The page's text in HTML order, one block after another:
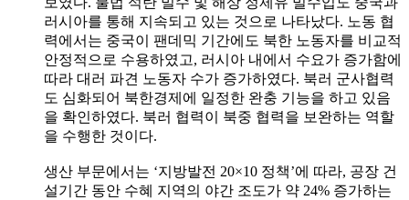
러시아를 통해 지속되고 있는 것으로 나타났다. 노동 협
력에서는 중국이 팬데믹 기간에도 북한 노동자를 비교적
안정적으로 수용하였고, 러시아 내에서 수요가 증가함에
따라 대러 파견 노동자 수가 증가하였다. 북러 군사협력
도 심화되어 북한경제에 일정한 완충 기능을 하고 있음
을 확인하였다. 북러 협력이 북중 협력을 보완하는 역할
을 수행한 것이다.
생산 부문에서는 ‘지방발전 20×10 정책’에 따라, 공장 건
설기간 동안 수혜 지역의 야간 조도가 약 24% 증가하는